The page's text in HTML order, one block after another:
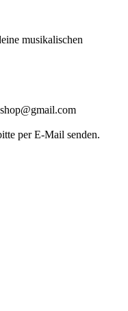
musikalischen
per E-Mail senden.